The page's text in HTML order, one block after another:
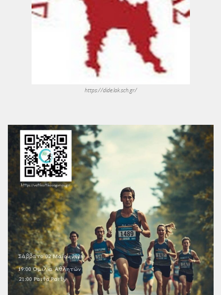
https://dide.lak.sch.gr/